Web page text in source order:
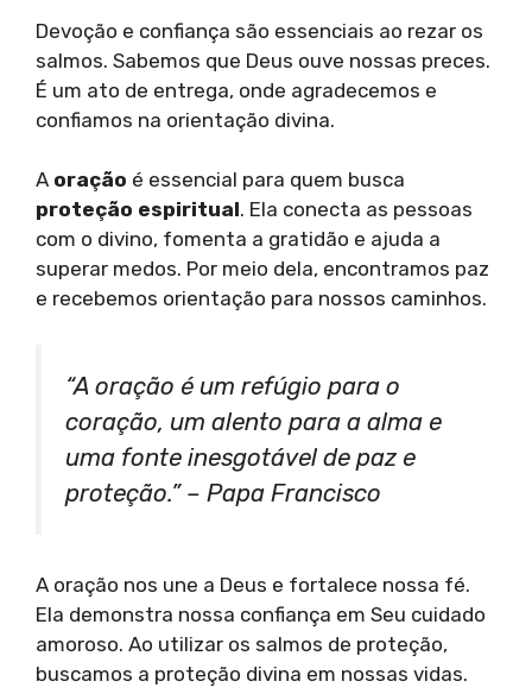
Devoção e confiança são essenciais ao rezar os
salmos. Sabemos que Deus ouve nossas preces.
É um ato de entrega, onde agradecemos e
confiamos na orientação divina.
A oração é essencial para quem busca
proteção espiritual. Ela conecta as pessoas
com o divino, fomenta a gratidão e ajuda a
superar medos. Por meio dela, encontramos paz
e recebemos orientação para nossos caminhos.
“A oração é um refúgio para o
coração, um alento para a alma e
uma fonte inesgotável de paz e
proteção.” – Papa Francisco
A oração nos une a Deus e fortalece nossa fé.
Ela demonstra nossa confiança em Seu cuidado
amoroso. Ao utilizar os salmos de proteção,
buscamos a proteção divina em nossas vidas.